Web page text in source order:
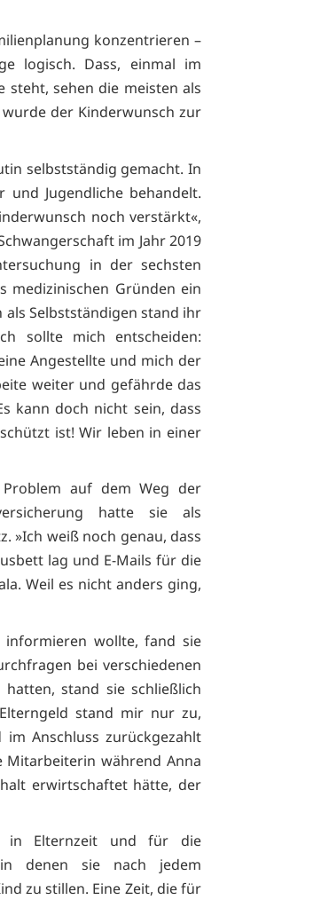
konzentrieren –
logisch. Dass, einmal im
steht, sehen die meisten als
der Kinderwunsch zur
selbstständig gemacht. In
Jugendliche behandelt.
noch verstärkt«,
im Jahr 2019
in der sechsten
medizinischen Gründen ein
Selbstständigen stand ihr
sollte mich entscheiden:
Angestellte und mich der
weiter und gefährde das
kann doch nicht sein, dass
ist! Wir leben in einer
auf dem Weg der
hatte sie als
»Ich weiß noch genau, dass
lag und E-Mails für die
Weil es nicht anders ging,
wollte, fand sie
bei verschiedenen
stand sie schließlich
stand mir nur zu,
Anschluss zurückgezahlt
Mitarbeiterin während Anna
erwirtschaftet hätte, der
in Elternzeit und für die
denen sie nach jedem
zu stillen. Eine Zeit, die für